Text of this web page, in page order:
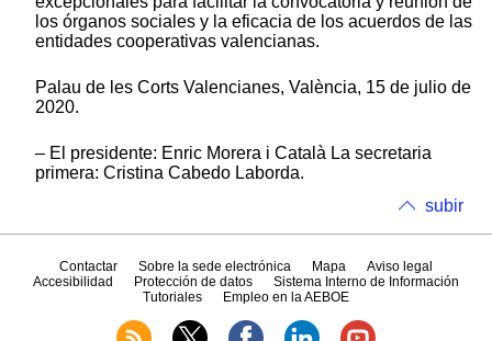
los órganos sociales y la eficacia de los acuerdos de las
entidades cooperativas valencianas.
Palau de les Corts Valencianes, València, 15 de julio de
2020.
– El presidente: Enric Morera i Català La secretaria
primera: Cristina Cabedo Laborda.
subir
Contactar Sobre la sede electrónica Mapa
Aviso legal
Accesibilidad
Protección de datos
Sistema Interno de Información
Tutoriales
Empleo en la AEBOE